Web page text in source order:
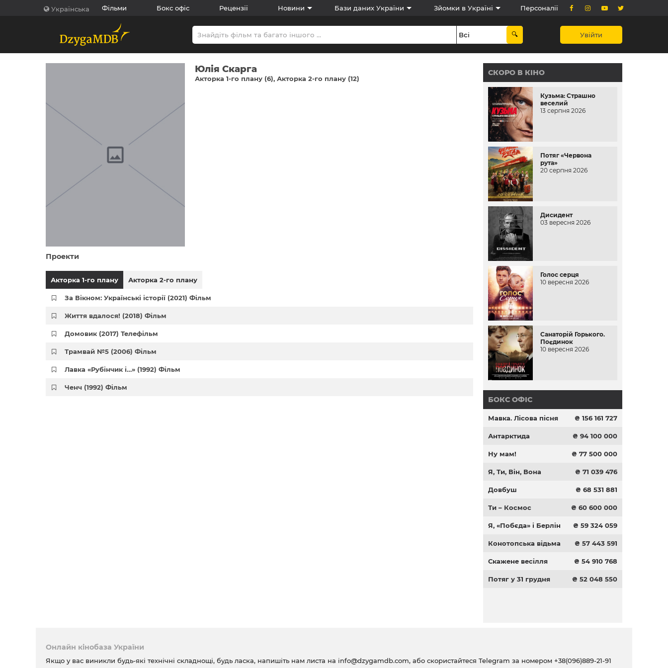
Українська Фільми Бокс офіс Рецензії Новини Бази даних України Зйомки в Україні Персоналії
Увійти
Юлія Скарга
Акторка 1-го плану (6) Акторка 2-го плану (12)
Проекти
Акторка 1-го плану Акторка 2-го плану
За Вікном: Українські історії (2021) Фільм
Життя вдалося! (2018) Фільм
Домовик (2017) Телефільм
Трамвай №5 (2006) Фільм
Лавка «Рубінчик і…» (1992) Фільм
Ченч (1992) Фільм
СКОРО В КІНО
Кузьма: Страшно
веселий
13 серпня 2026
Потяг «Червона
рута»
20 серпня 2026
Дисидент
03 вересня 2026
Голос серця
10 вересня 2026
Санаторій Горького.
Поєдинок
10 вересня 2026
БОКС ОФІС
Мавка. Лісова пісня ₴ 156 161 727
Антарктида ₴ 94 100 000
Ну мам! ₴ 77 500 000
Я, Ти, Він, Вона ₴ 71 039 476
Довбуш ₴ 68 531 881
Ти – Космос ₴ 60 600 000
Я, «Побєда» і Берлін ₴ 59 324 059
Конотопська відьма ₴ 57 443 591
Скажене весілля ₴ 54 910 768
Потяг у 31 грудня ₴ 52 048 550
Онлайн кінобаза України
Якщо у вас виникли будь-які технічні складнощі, будь ласка, напишіть нам листа на info@dzygamdb.com, або скористайтеся Telegram за номером +38(096)889-21-91